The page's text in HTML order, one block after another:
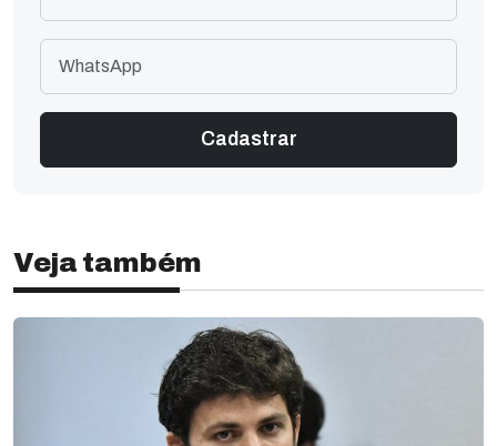
Veja também